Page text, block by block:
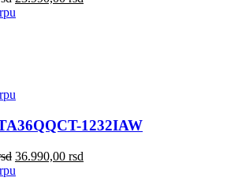
1232IAW
36.990,00 rsd